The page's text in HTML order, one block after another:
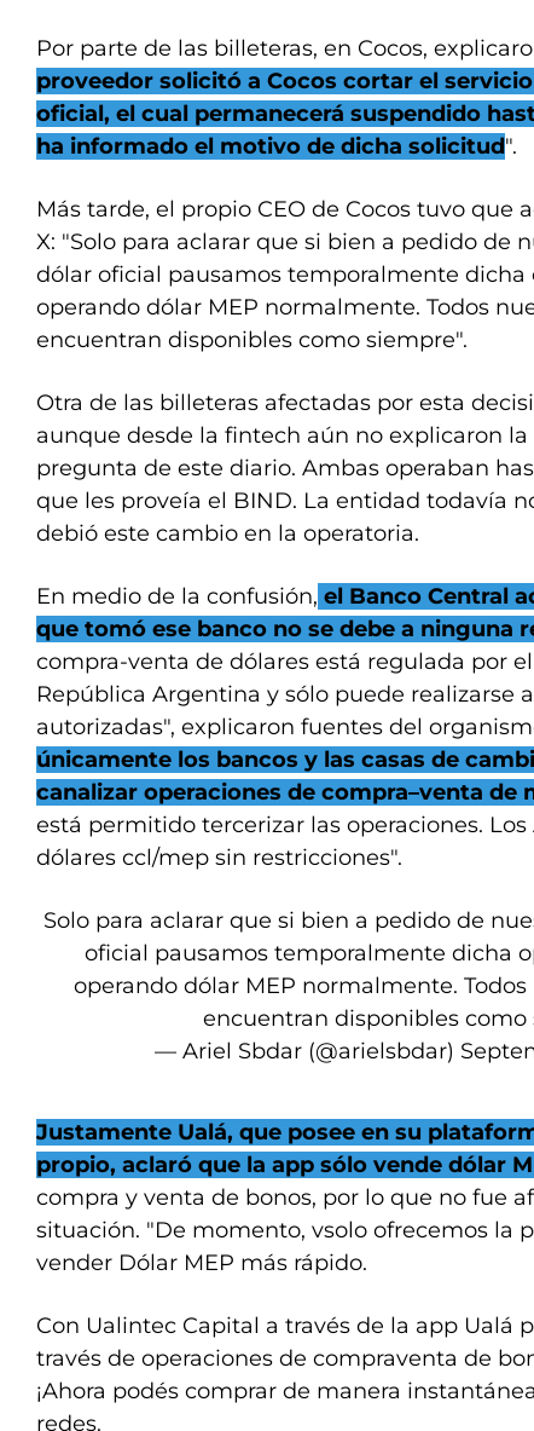
Por parte de las billeteras, en Cocos,
proveedor solicitó a Cocos cortar el
oficial, el cual permanecerá suspendido
ha informado el motivo de dicha solicitud".
Más tarde, el propio CEO de Cocos tuvo que
X: "Solo para aclarar que si bien a pedido de
dólar oficial pausamos temporalmente dicha
operando dólar MEP normalmente. Todos
encuentran disponibles como siempre".
Otra de las billeteras afectadas por esta
aunque desde la fintech aún no explicaron
pregunta de este diario. Ambas operaban
que les proveía el BIND. La entidad todavía
debió este cambio en la operatoria.
En medio de la confusión, el Banco Central
que tomó ese banco no se debe a ninguna
compra-venta de dólares está regulada por
República Argentina y sólo puede realizarse
autorizadas", explicaron fuentes del
únicamente los bancos y las casas de
canalizar operaciones de compra–venta de
está permitido tercerizar las operaciones.
dólares ccl/mep sin restricciones".
Solo para aclarar que si bien a pedido de
oficial pausamos temporalmente dicha
operando dólar MEP normalmente. Todos
encuentran disponibles como
— Ariel Sbdar (@arielsbdar)
Justamente Ualá, que posee en su
propio, aclaró que la app sólo vende dólar
compra y venta de bonos, por lo que no fue
situación. "De momento, vsolo ofrecemos la
vender Dólar MEP más rápido.
Con Ualintec Capital a través de la app Ualá
través de operaciones de compraventa de
¡Ahora podés comprar de manera
redes.